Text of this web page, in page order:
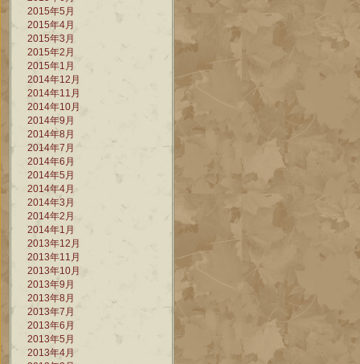
2015年5月
2015年4月
2015年3月
2015年2月
2015年1月
2014年12月
2014年11月
2014年10月
2014年9月
2014年8月
2014年7月
2014年6月
2014年5月
2014年4月
2014年3月
2014年2月
2014年1月
2013年12月
2013年11月
2013年10月
2013年9月
2013年8月
2013年7月
2013年6月
2013年5月
2013年4月